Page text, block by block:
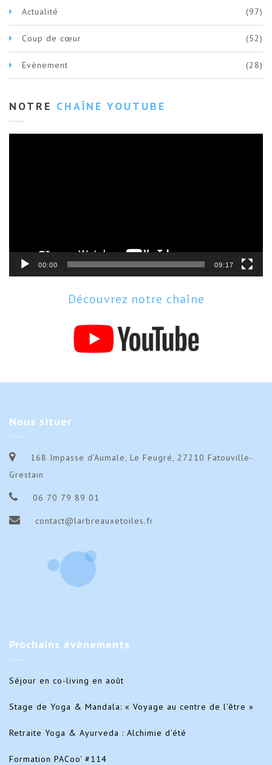
Actualité (97)
Coup de cœur (52)
Evènement (28)
NOTRE CHAÎNE YOUTUBE
00:00 09:17
Découvrez notre chaîne
Nous situer
168 Impasse d’Aumale, Le Feugré, 27210 Fatouville-
Grestain
06 70 79 89 01
contact@larbreauxetoiles.fr
Prochains évènements
Séjour en co-living en août
Stage de Yoga & Mandala: « Voyage au centre de l'être »
Retraite Yoga & Ayurveda : Alchimie d’été
Formation PACoo' #114